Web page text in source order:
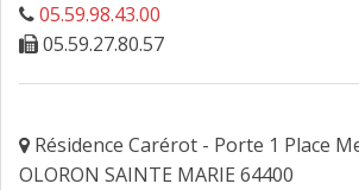
05.59.98.43.00
05.59.27.80.57
Résidence Carérot - Porte 1 Place
OLORON SAINTE MARIE 64400